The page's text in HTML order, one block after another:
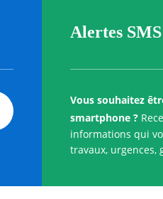
Alertes SMS
Vous souhaitez
smartphone ?
informations qui
travaux, urgences,